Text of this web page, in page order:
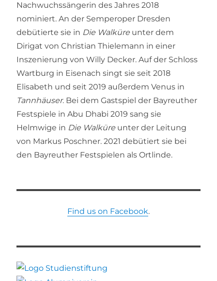
Nachwuchssängerin des Jahres 2018
nominiert. An der Semperoper Dresden
debütierte sie in Die Walküre unter dem
Dirigat von Christian Thielemann in einer
Inszenierung von Willy Decker. Auf der Schloss
Wartburg in Eisenach singt sie seit 2018
Elisabeth und seit 2019 außerdem Venus in
Tannhäuser. Bei dem Gastspiel der Bayreuther
Festspiele in Abu Dhabi 2019 sang sie
Helmwige in Die Walküre unter der Leitung
von Markus Poschner. 2021 debütiert sie bei
den Bayreuther Festspielen als Ortlinde.
Find us on Facebook.